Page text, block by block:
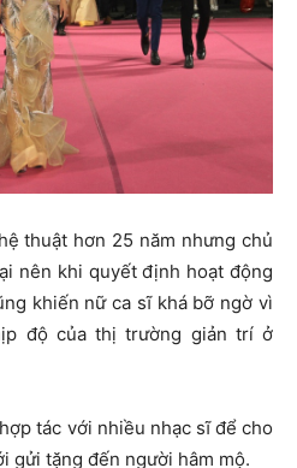
thuật hơn 25 năm nhưng chủ
nên khi quyết định hoạt động
khiến nữ ca sĩ khá bỡ ngờ vì
độ của thị trường giản trí ở
tác với nhiều nhạc sĩ để cho
gửi tặng đến người hâm mộ.